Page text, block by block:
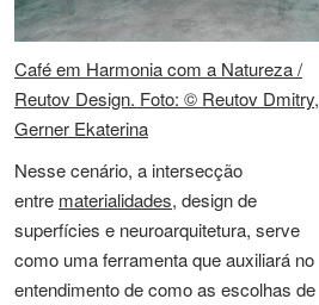
Café em Harmonia com a Natureza /
Reutov Design. Foto: © Reutov Dmitry,
Gerner Ekaterina
Nesse cenário, a intersecção
entre materialidades, design de
superfícies e neuroarquitetura, serve
como uma ferramenta que auxiliará no
entendimento de como as escolhas de